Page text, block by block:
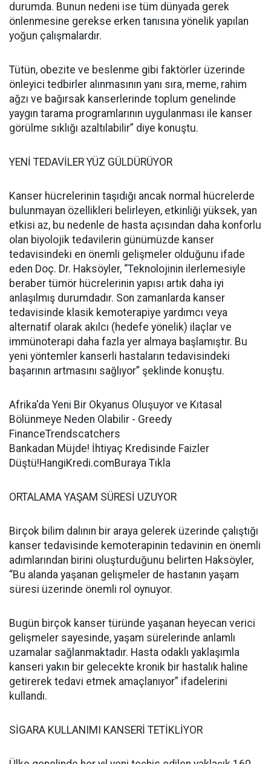
durumda. Bunun nedeni ise tüm dünyada gerek
önlenmesine gerekse erken tanısına yönelik yapılan
yoğun çalışmalardır.
Tütün, obezite ve beslenme gibi faktörler üzerinde
önleyici tedbirler alınmasının yanı sıra, meme, rahim
ağzı ve bağırsak kanserlerinde toplum genelinde
yaygın tarama programlarının uygulanması ile kanser
görülme sıklığı azaltılabilir” diye konuştu.
YENİ TEDAVİLER YÜZ GÜLDÜRÜYOR
Kanser hücrelerinin taşıdığı ancak normal hücrelerde
bulunmayan özellikleri belirleyen, etkinliği yüksek, yan
etkisi az, bu nedenle de hasta açısından daha konforlu
olan biyolojik tedavilerin günümüzde kanser
tedavisindeki en önemli gelişmeler olduğunu ifade
eden Doç. Dr. Haksöyler, “Teknolojinin ilerlemesiyle
beraber tümör hücrelerinin yapısı artık daha iyi
anlaşılmış durumdadır. Son zamanlarda kanser
tedavisinde klasik kemoterapiye yardımcı veya
alternatif olarak akılcı (hedefe yönelik) ilaçlar ve
immünoterapi daha fazla yer almaya başlamıştır. Bu
yeni yöntemler kanserli hastaların tedavisindeki
başarının artmasını sağlıyor” şeklinde konuştu.
Afrika'da Yeni Bir Okyanus Oluşuyor ve Kıtasal
Bölünmeye Neden Olabilir - Greedy
FinanceTrendscatchers
Bankadan Müjde! İhtiyaç Kredisinde Faizler
Düştü!HangiKredi.comBuraya Tıkla
ORTALAMA YAŞAM SÜRESİ UZUYOR
Birçok bilim dalının bir araya gelerek üzerinde çalıştığı
kanser tedavisinde kemoterapinin tedavinin en önemli
adımlarından birini oluşturduğunu belirten Haksöyler,
“Bu alanda yaşanan gelişmeler de hastanın yaşam
süresi üzerinde önemli rol oynuyor.
Bugün birçok kanser türünde yaşanan heyecan verici
gelişmeler sayesinde, yaşam sürelerinde anlamlı
uzamalar sağlanmaktadır. Hasta odaklı yaklaşımla
kanseri yakın bir gelecekte kronik bir hastalık haline
getirerek tedavi etmek amaçlanıyor” ifadelerini
kullandı.
SİGARA KULLANIMI KANSERİ TETİKLİYOR